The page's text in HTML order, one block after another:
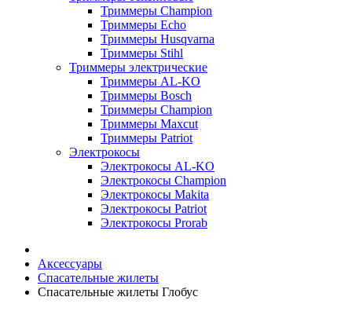
Триммеры Champion
Триммеры Echo
Триммеры Husqvarna
Триммеры Stihl
Триммеры электрические
Триммеры AL-KO
Триммеры Bosch
Триммеры Champion
Триммеры Maxcut
Триммеры Patriot
Электрокосы
Электрокосы AL-KO
Электрокосы Champion
Электрокосы Makita
Электрокосы Patriot
Электрокосы Prorab
Аксессуары
Спасательные жилеты
Спасательные жилеты Глобус